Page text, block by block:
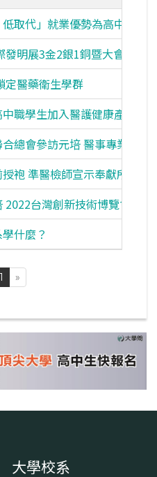
取代」就業優勢為高中生的
發明展3金2銀1銅暨大會特別獎
定醫藥衛生學群
職學生加入醫護健康產業國
總會參訪元培 醫事專業新體
袍 準醫檢師宣示奉獻所學
2022台灣創新技術博覽會發明
什麼？
1 »
大學校系